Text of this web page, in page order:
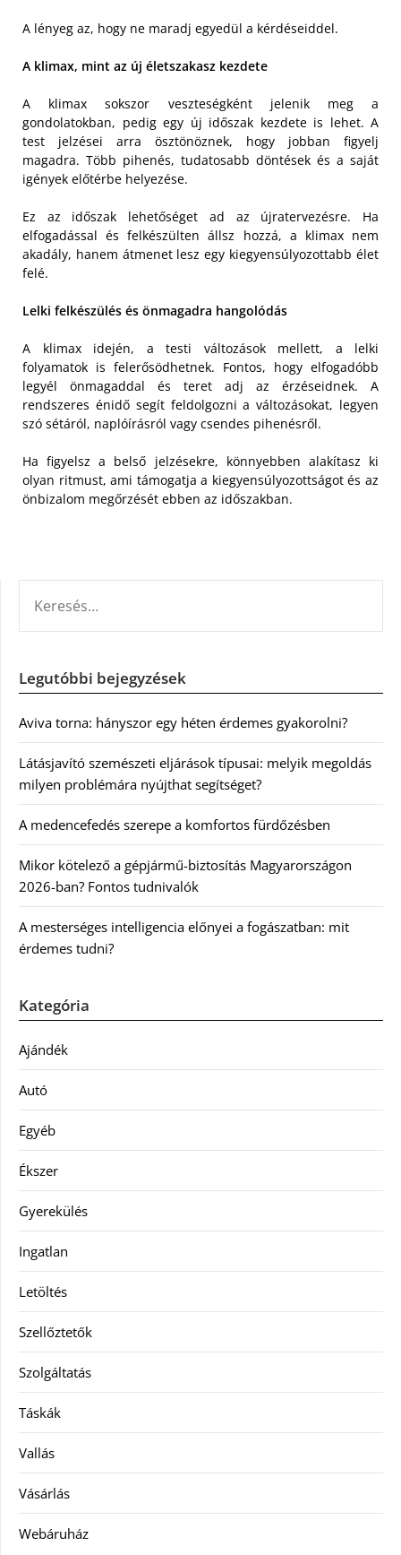
A lényeg az, hogy ne maradj egyedül a kérdéseiddel.
A klimax, mint az új életszakasz kezdete
A klimax sokszor veszteségként jelenik meg a
gondolatokban, pedig egy új időszak kezdete is lehet. A
test jelzései arra ösztönöznek, hogy jobban figyelj
magadra. Több pihenés, tudatosabb döntések és a saját
igények előtérbe helyezése.
Ez az időszak lehetőséget ad az újratervezésre. Ha
elfogadással és felkészülten állsz hozzá, a klimax nem
akadály, hanem átmenet lesz egy kiegyensúlyozottabb élet
felé.
Lelki felkészülés és önmagadra hangolódás
A klimax idején, a testi változások mellett, a lelki
folyamatok is felerősödhetnek. Fontos, hogy elfogadóbb
legyél önmagaddal és teret adj az érzéseidnek. A
rendszeres énidő segít feldolgozni a változásokat, legyen
szó sétáról, naplóírásról vagy csendes pihenésről.
Ha figyelsz a belső jelzésekre, könnyebben alakítasz ki
olyan ritmust, ami támogatja a kiegyensúlyozottságot és az
önbizalom megőrzését ebben az időszakban.
Legutóbbi bejegyzések
Aviva torna: hányszor egy héten érdemes gyakorolni?
Látásjavító szemészeti eljárások típusai: melyik megoldás
milyen problémára nyújthat segítséget?
A medencefedés szerepe a komfortos fürdőzésben
Mikor kötelező a gépjármű-biztosítás Magyarországon
2026-ban? Fontos tudnivalók
A mesterséges intelligencia előnyei a fogászatban: mit
érdemes tudni?
Kategória
Ajándék
Autó
Egyéb
Ékszer
Gyerekülés
Ingatlan
Letöltés
Szellőztetők
Szolgáltatás
Táskák
Vallás
Vásárlás
Webáruház